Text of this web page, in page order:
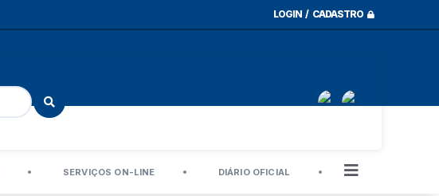
LOGIN / CADASTRO
SERVIÇOS ON-LINE DIÁRIO OFICIAL